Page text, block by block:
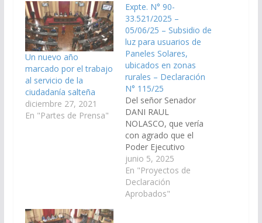
Un nuevo año
marcado por el trabajo
al servicio de la
ciudadanía salteña
diciembre 27, 2021
En "Partes de Prensa"
Expte. N° 90-
33.521/2025 –
05/06/25 – Subsidio de
luz para usuarios de
Paneles Solares,
ubicados en zonas
rurales – Declaración
N° 115/25
Del señor Senador
DANI RAUL
NOLASCO, que vería
con agrado que el
Poder Ejecutivo
Provincial, a traves de
la Secretaría de
Minería y Energía
dependiente del
junio 5, 2025
En "Proyectos de
Declaración
Aprobados"